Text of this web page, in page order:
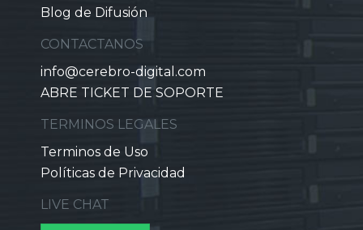
Blog de Difusión
CONTACTANOS
info@cerebro-digital.com
ABRE TICKET DE SOPORTE
TERMINOS LEGALES
Terminos de Uso
Políticas de Privacidad
LIVE CHAT